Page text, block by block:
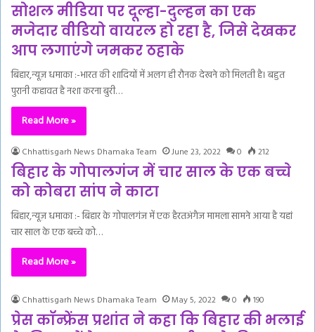
सोशल मीडिया पर दूल्हा-दुल्हन का एक
मजेदार वीडियो वायरल हो रहा है, जिसे देखकर
आप लगाएंगे जमकर ठहाके
बिहार,न्यूज़ धमाका :-भारत की शादियों में अलग ही रौनक देखने को मिलती है। बहुत
पुरानी कहावत है नशा करना बुरी…
Read More »
Chhattisgarh News Dhamaka Team June 23, 2022 0 212
बिहार के गोपालगंज में चार साल के एक बच्चे
को कोबरा सांप ने काटा
बिहार,न्यूज़ धमाका :- बिहार के गोपालगंज में एक हैरतअंगैज मामला सामने आया है यहां
चार साल के एक बच्चे को…
Read More »
Chhattisgarh News Dhamaka Team May 5, 2022 0 190
प्रेस कॉन्फ्रेंस प्रशांत ने कहा कि बिहार की भलाई